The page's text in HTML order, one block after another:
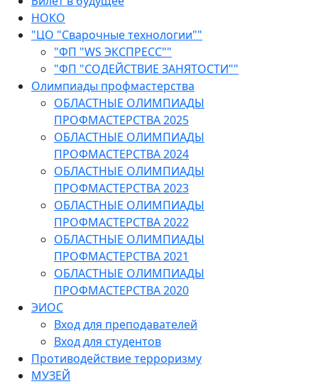
НОКО
"ЦО "Сварочные технологии""
"ФП "WS ЭКСПРЕСС""
"ФП "СОДЕЙСТВИЕ ЗАНЯТОСТИ""
Олимпиады профмастерства
ОБЛАСТНЫЕ ОЛИМПИАДЫ
ПРОФМАСТЕРСТВА 2025
ОБЛАСТНЫЕ ОЛИМПИАДЫ
ПРОФМАСТЕРСТВА 2024
ОБЛАСТНЫЕ ОЛИМПИАДЫ
ПРОФМАСТЕРСТВА 2023
ОБЛАСТНЫЕ ОЛИМПИАДЫ
ПРОФМАСТЕРСТВА 2022
ОБЛАСТНЫЕ ОЛИМПИАДЫ
ПРОФМАСТЕРСТВА 2021
ОБЛАСТНЫЕ ОЛИМПИАДЫ
ПРОФМАСТЕРСТВА 2020
ЭИОС
Вход для преподавателей
Вход для студентов
Противодействие терроризму
МУЗЕЙ